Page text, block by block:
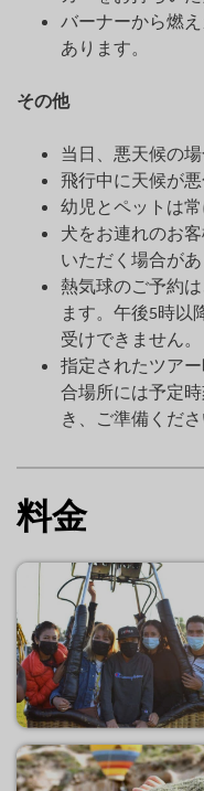
バーナーから燃
あります。
その他
当日、悪天候の
飛行中に天候が
幼児とペットは常
犬をお連れのお
いただく場合があ
熱気球のご予約
ます。午後5時以
受けできません。
指定されたツア
合場所には予定
き、ご準備くださ
料金